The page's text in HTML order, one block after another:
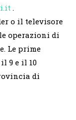
.
o il televisore
operazioni di
Le prime
9 e il 10
di